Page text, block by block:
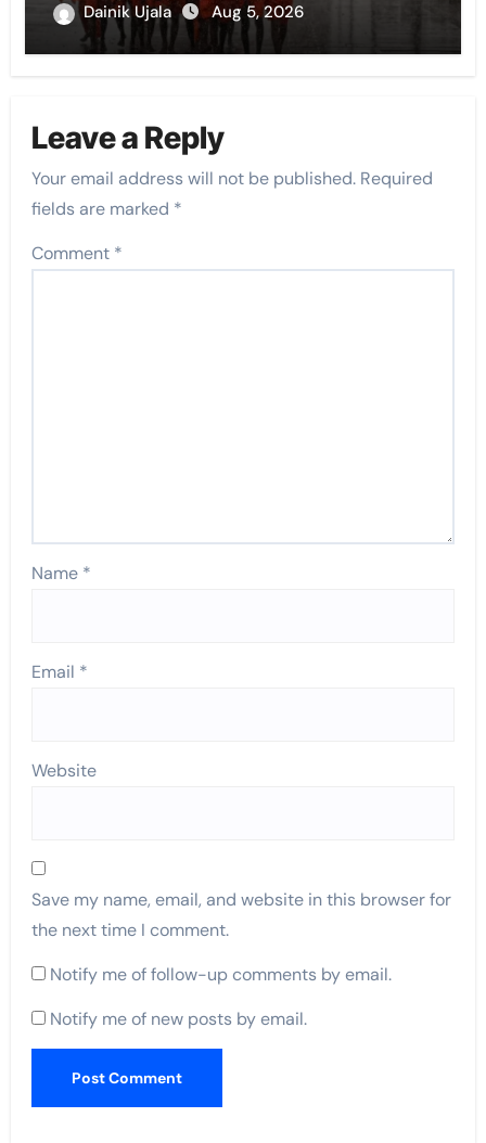
Dainik Ujala Aug 5, 2026
Leave a Reply
Your email address will not be published. Required
fields are marked *
Comment *
Name *
Email *
Website
Save my name, email, and website in this browser for
the next time I comment.
Notify me of follow-up comments by email.
Notify me of new posts by email.